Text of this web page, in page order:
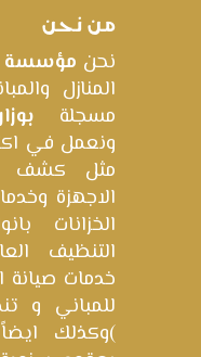
من نحن
نحن مؤسسة
المنازل
مسجلة
ونعمل في
مثل كشف
الاجهزة
الخزانات
التنظيف
خدمات صيانة
للمباني و
)وكذلك